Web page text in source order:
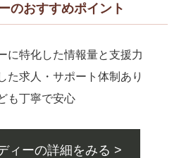
のおすすめポイント
に特化した情報量と支援力
た求人・サポート体制あり
も丁寧で安心
ィーの詳細をみる >